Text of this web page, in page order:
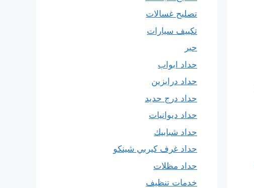
تصليح غسالات
تكييف سيارات
حبر
حداد ابواب
حداد درابزين
حداد درج حديد
حداد ديوانيات
حداد شبابيك
حداد غرف كيربي شينكو
حداد مظلات
خدمات تنظيف